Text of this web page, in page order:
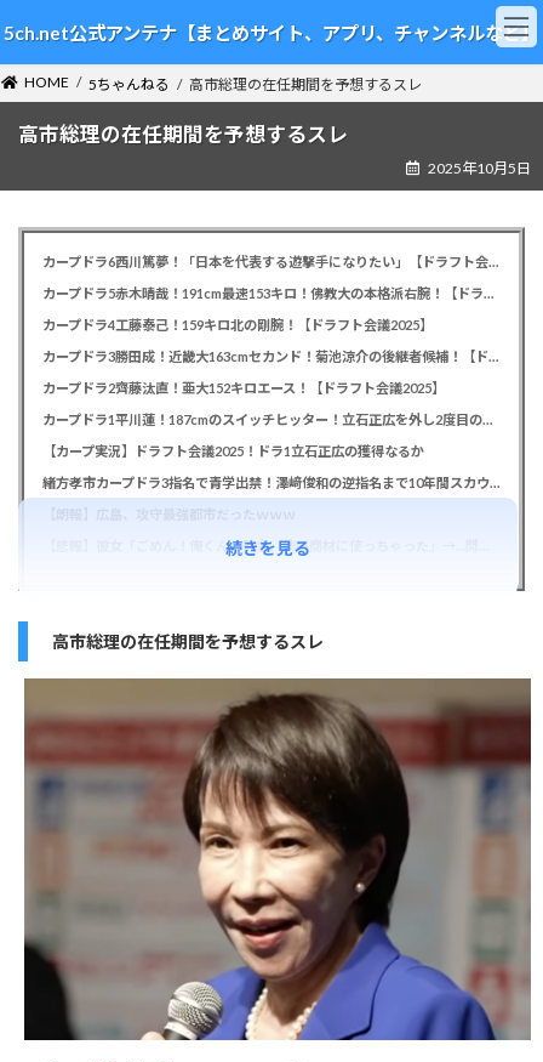
ン
テ
ン
ツ
ビ
ゲ
ー
シ
5ch.net公式アンテナ【まとめサイト、アプリ、チャンネルなど】
HOME 5ちゃんねる 高市総理の在任期間を予想するスレ
高市総理の在任期間を予想するスレ
2025年10月5日
カープドラ6西川篤夢！「日本を代表する遊撃手になりたい」【ドラフト会議2025】
カープドラ5赤木晴哉！191cm最速153キロ！佛教大の本格派右腕！【ドラフト会議2025】
カープドラ4工藤泰己！159キロ北の剛腕！【ドラフト会議2025】
カープドラ3勝田成！近畿大163cmセカンド！菊池涼介の後継者候補！【ドラフト会議2025】
カープドラ2齊藤汰直！亜大152キロエース！【ドラフト会議2025】
カープドラ1平川蓮！187cmのスイッチヒッター！立石正広を外し2度目の重複も新井監督がクジを引き当てる！【ドラフト会議2025】
【カープ実況】ドラフト会議2025！ドラ1立石正広の獲得なるか
緒方孝市カープドラ3指名で青学出禁！澤﨑俊和の逆指名まで10年間スカウト出禁
高市総理の在任期間を予想するスレ
続きを見る